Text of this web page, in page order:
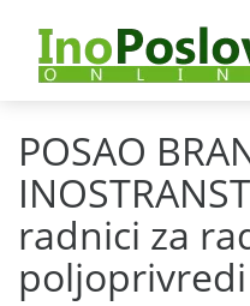
POSAO
radnici za
poljoprivredi